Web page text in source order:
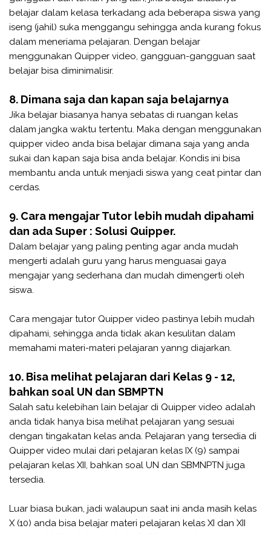
belajar dalam kelasa terkadang ada beberapa siswa yang
iseng (jahil) suka menggangu sehingga anda kurang fokus
dalam meneriama pelajaran. Dengan belajar
menggunakan Quipper video, gangguan-gangguan saat
belajar bisa diminimalisir.
8. Dimana saja dan kapan saja belajarnya
Jika belajar biasanya hanya sebatas di ruangan kelas
dalam jangka waktu tertentu. Maka dengan menggunakan
quipper video anda bisa belajar dimana saja yang anda
sukai dan kapan saja bisa anda belajar. Kondis ini bisa
membantu anda untuk menjadi siswa yang ceat pintar dan
cerdas.
9. Cara mengajar Tutor lebih mudah dipahami
dan ada Super : Solusi Quipper.
Dalam belajar yang paling penting agar anda mudah
mengerti adalah guru yang harus menguasai gaya
mengajar yang sederhana dan mudah dimengerti oleh
siswa.
Cara mengajar tutor Quipper video pastinya lebih mudah
dipahami, sehingga anda tidak akan kesulitan dalam
memahami materi-materi pelajaran yanng diajarkan.
10. Bisa melihat pelajaran dari Kelas 9 - 12,
bahkan soal UN dan SBMPTN
Salah satu kelebihan lain belajar di Quipper video adalah
anda tidak hanya bisa melihat pelajaran yang sesuai
dengan tingakatan kelas anda. Pelajaran yang tersedia di
Quipper video mulai dari pelajaran kelas IX (9) sampai
pelajaran kelas XII, bahkan soal UN dan SBMNPTN juga
tersedia.
Luar biasa bukan, jadi walaupun saat ini anda masih kelas
X (10) anda bisa belajar materi pelajaran kelas XI dan XII